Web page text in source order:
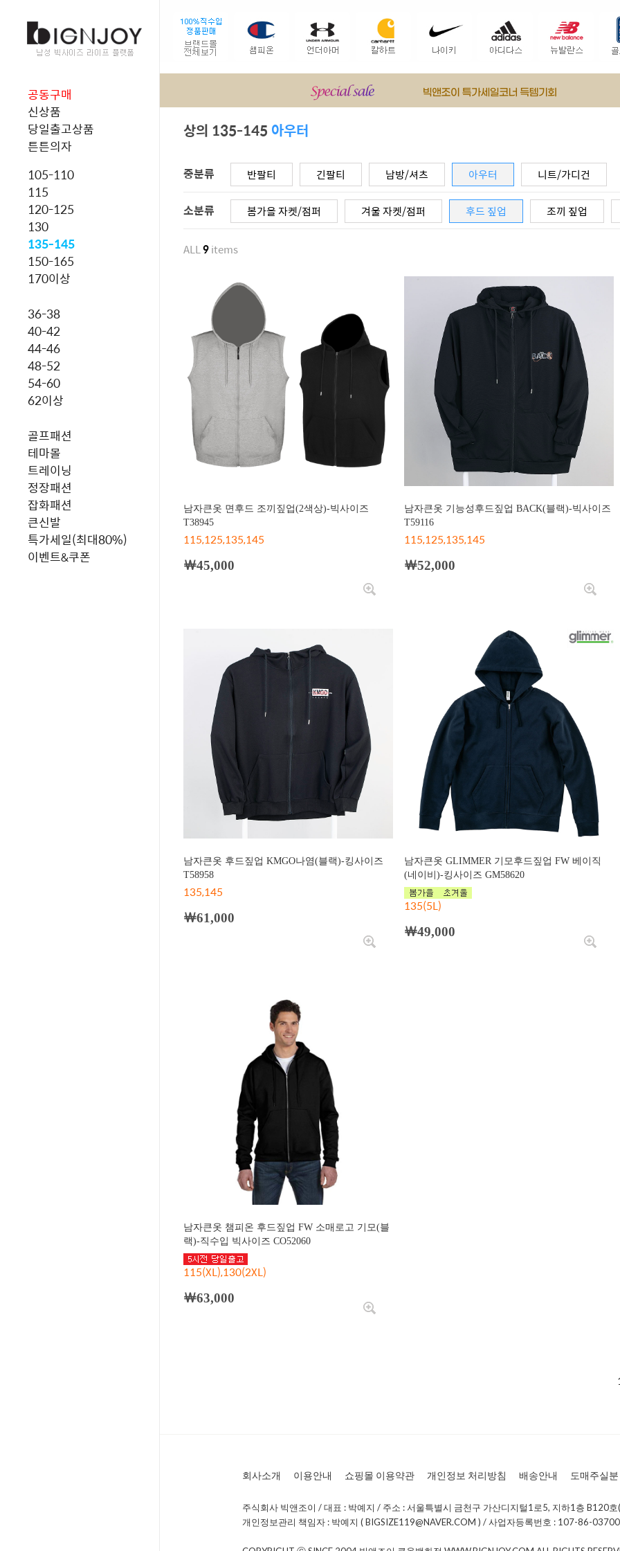
공동구매
신상품
당일출고상품
튼튼의자
105-110
115
120-125
130
135-145
150-165
170이상
36-38
40-42
44-46
48-52
54-60
62이상
골프패션
테마몰
트레이닝
정장패션
잡화패션
큰신발
특가세일(최대80%)
이벤트&쿠폰
상의 135-145 아우터
중분류 반팔티 긴팔티 남방/셔츠 아우터 니트/가디건
소분류 봄가을 자켓/점퍼 겨울 자켓/점퍼 후드 짚업 조끼 짚업
ALL9items
남자큰옷 면후드 조끼짚업(2색상)-빅사이즈
T38945
115,125,135,145
￦45,000
남자큰옷 기능성후드짚업 BACK(블랙)-빅사이즈
T59116
115,125,135,145
￦52,000
남자큰옷 후드짚업 KMGO나염(블랙)-킹사이즈
T58958
135,145
￦61,000
남자큰옷 GLIMMER 기모후드짚업 FW 베이직
(네이비)-킹사이즈 GM58620
135(5L)
￦49,000
남자큰옷 챔피온 후드짚업 FW 소매로고 기모(블
랙)-직수입 빅사이즈 CO52060
115(XL),130(2XL)
￦63,000
회사소개 이용안내 쇼핑몰 이용약관 개인정보 처리방침 배송안내 도매주실분
주식회사 빅앤조이 / 대표 : 박예지 / 주소 : 서울특별시 금천구 가산디지털1로5, 지하1층 B120
개인정보관리 책임자 : 박예지 ( BIGSIZE119@NAVER.COM ) / 사업자등록번호 : 107-86-03700